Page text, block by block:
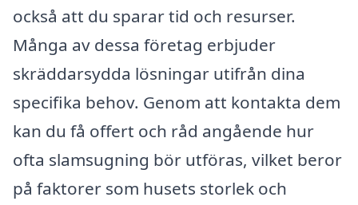
också att du sparar tid och resurser.
Många av dessa företag erbjuder
skräddarsydda lösningar utifrån dina
specifika behov. Genom att kontakta dem
kan du få offert och råd angående hur
ofta slamsugning bör utföras, vilket beror
på faktorer som husets storlek och